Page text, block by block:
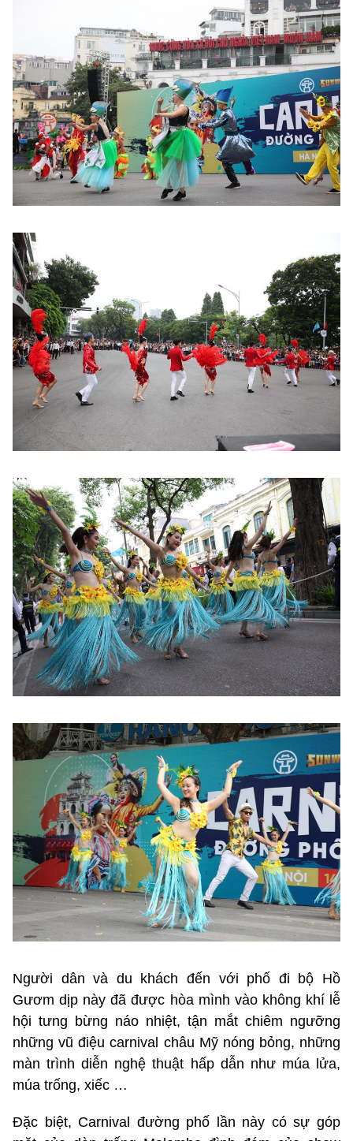
Người dân và du khách đến với phố đi bộ Hồ
Gươm dịp này đã được hòa mình vào không khí lễ
hội tưng bừng náo nhiệt, tận mắt chiêm ngưỡng
những vũ điệu carnival châu Mỹ nóng bỏng, những
màn trình diễn nghệ thuật hấp dẫn như múa lửa,
múa trống, xiếc …
Đặc biệt, Carnival đường phố lần này có sự góp